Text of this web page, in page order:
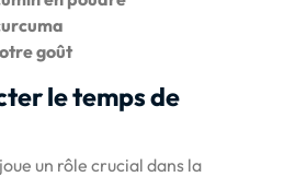
goût
le temps de
un rôle crucial dans la